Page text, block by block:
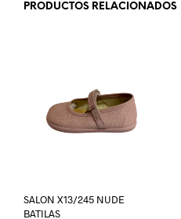
PRODUCTOS RELACIONADOS
SALON X13/245 NUDE
BATILAS